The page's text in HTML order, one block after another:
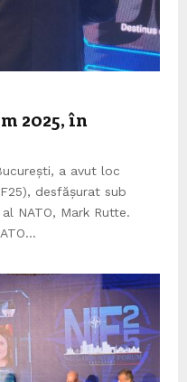
2025, în
a avut loc
desfășurat sub
NATO, Mark Rutte.